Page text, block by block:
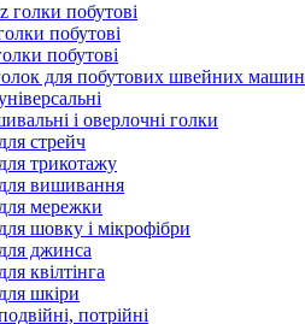
голки побутові
побутові
побутові
для побутових швейних машин
і оверлочні голки
стрейч
трикотажу
вишивання
мережки
шовку і мікрофібри
джинса
квілтінга
шкіри
потрійні